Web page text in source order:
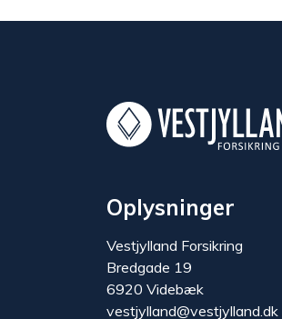
Oplysninger
Vestjylland Forsikring
Bredgade 19
6920 Videbæk
vestjylland@vestjylland.dk